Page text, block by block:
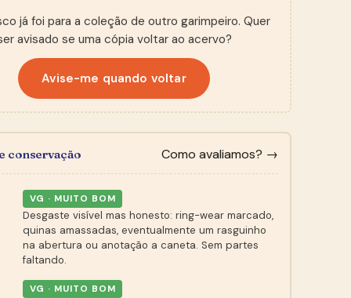
já foi para a coleção de outro garimpeiro. Quer
avisado se uma cópia voltar ao acervo?
Avise-me quando voltar
conservação Como avaliamos? →
VG · MUITO BOM
Desgaste visível mas honesto: ring-wear marcado,
quinas amassadas, eventualmente um rasguinho
na abertura ou anotação a caneta. Sem partes
faltando.
VG · MUITO BOM